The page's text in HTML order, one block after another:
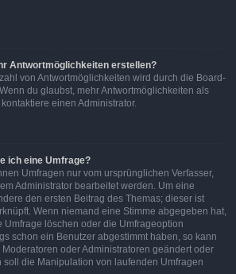
Antwortmöglichkeiten erstellen?
von Antwortmöglichkeiten wird durch die Board-
du glaubst, mehr Antwortmöglichkeiten als
einen Administrator.
ich eine Umfrage?
Umfragen nur vom ursprünglichen Verfasser,
Administrator bearbeitet werden. Um eine
den ersten Beitrag des Themas; dieser ist
Wenn niemand eine Stimme abgegeben hat,
Umfrage löschen oder die Umfrageoption
schon ein Benutzer abgestimmt haben, so kann
oder Administratoren geändert oder
die Manipulation von laufenden Umfragen